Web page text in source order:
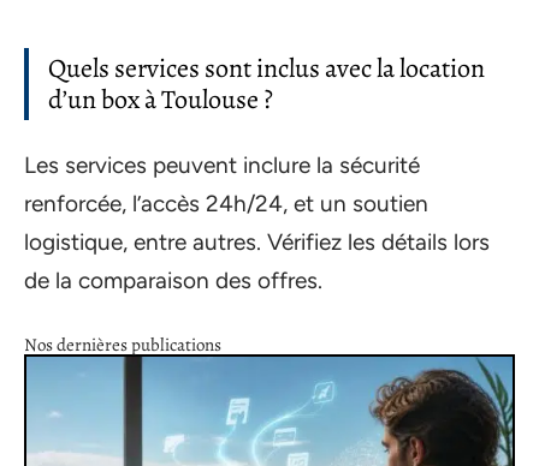
Quels services sont inclus avec la location
d’un box à Toulouse ?
Les services peuvent inclure la sécurité
renforcée, l’accès 24h/24, et un soutien
logistique, entre autres. Vérifiez les détails lors
de la comparaison des offres.
Nos dernières publications